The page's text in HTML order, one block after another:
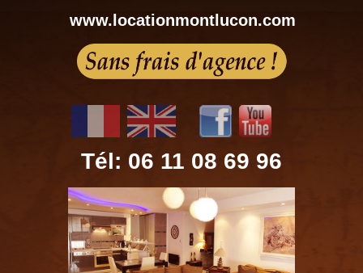
www.locationmontlucon.com
Tél: 06 11 08 69 96